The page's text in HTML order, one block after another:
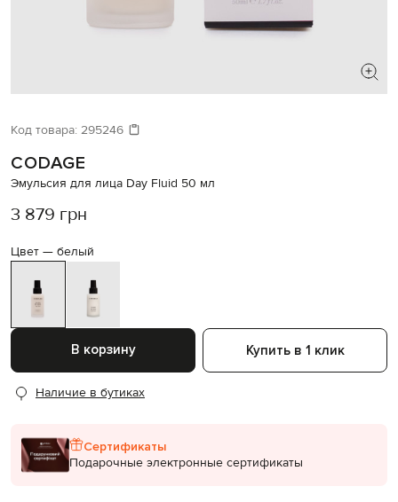
Код товара: 295246
CODAGE
Эмульсия для лица Day Fluid 50 мл
3 879 грн
Цвет — белый
В корзину Купить в 1 клик
Наличие в бутиках
Сертификаты
Подарочные электронные сертификаты